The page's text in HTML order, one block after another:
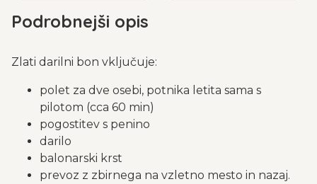
Podrobnejši opis
Zlati darilni bon vključuje:
polet za dve osebi, potnika letita sama s
pilotom (cca 60 min)
pogostitev s penino
darilo
balonarski krst
prevoz z zbirnega na vzletno mesto in nazaj.